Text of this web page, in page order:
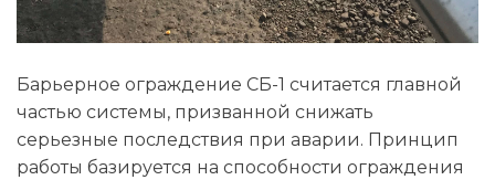
Барьерное ограждение СБ-1 считается главной
частью системы, призванной снижать
серьезные последствия при аварии. Принцип
работы базируется на способности ограждения